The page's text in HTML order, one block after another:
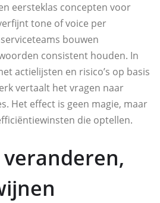
eersteklas concepten voor
tone of voice per
bouwen
consistent houden. In
actielijsten en risico’s op basis
vertaalt het vragen naar
Het effect is geen magie, maar
die optellen.